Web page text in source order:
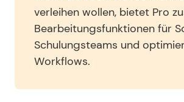
verleihen wollen, bietet Pro
Bearbeitungsfunktionen für
Schulungsteams und
Workflows.